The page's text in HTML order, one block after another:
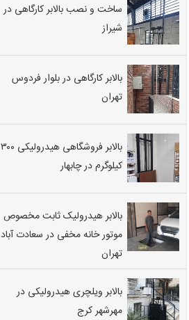
ساخت و نصب بالابر کارگاهی در
شیراز
بالابر کارگاهی در بلوار فردوس
تهران
بالابر فروشگاهی هیدرولیکی ۳۰۰
کیلوگرم در چابهار
بالابر هیدرولیک ثابت مخصوص
موتور خانه مخفی در سعادت آباد
تهران
بالابر ویلچری هیدرولیکی در
مهرشهر کرج